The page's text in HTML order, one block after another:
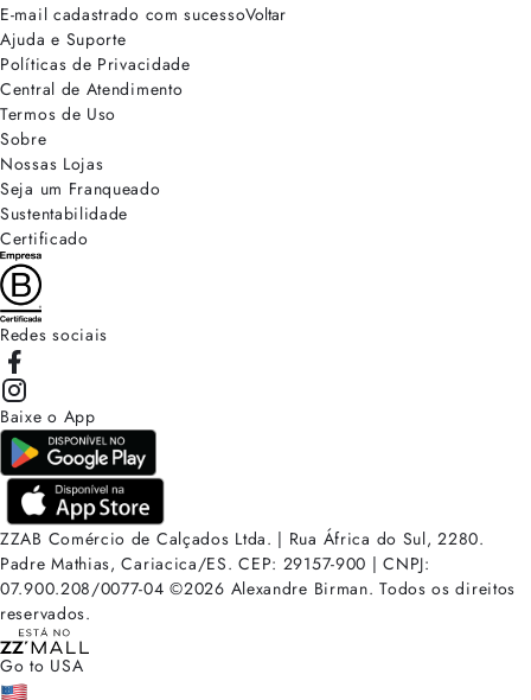
E-mail cadastrado com sucessoVoltar
Ajuda e Suporte
Políticas de Privacidade
Central de Atendimento
Termos de Uso
Sobre
Nossas Lojas
Seja um Franqueado
Sustentabilidade
Certificado
Redes sociais
Baixe o App
ZZAB Comércio de Calçados Ltda. | Rua África do Sul, 2280.
Padre Mathias, Cariacica/ES. CEP: 29157-900 | CNPJ:
07.900.208/0077-04 ©2026 Alexandre Birman. Todos os direitos
reservados.
Go to USA